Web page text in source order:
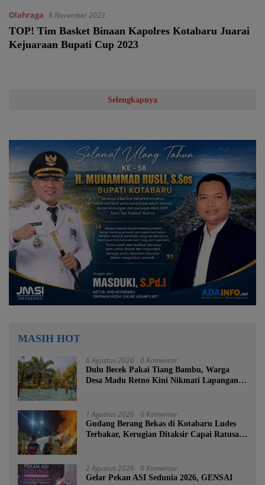
Olahraga 8 November 2023
TOP! Tim Basket Binaan Kapolres Kotabaru Juarai
Kejuaraan Bupati Cup 2023
Selengkapnya
MASIH HOT
6 Agustus 2026 0 Komentar
Dulu Becek Pakai Tiang Bambu, Warga
Desa Madu Retno Kini Nikmati Lapangan
1 Agustus 2026 0 Komentar
Gudang Berang Bekas di Kotabaru Ludes
Terbakar, Kerugian Ditaksir Capai Ratusan
2 Agustus 2026 0 Komentar
Gelar Pekan ASI Sedunia 2026, GENSAI